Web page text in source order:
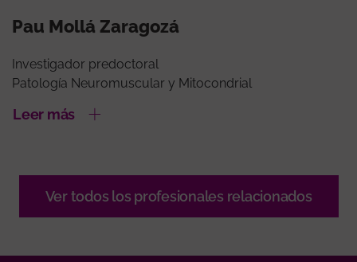
Pau Mollá Zaragozá
Investigador predoctoral
Patología Neuromuscular y Mitocondrial
Leer más
Ver todos los profesionales relacionados